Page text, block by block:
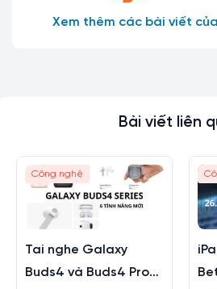
Xem thêm các bài viết
Bài viết liên
Công nghệ
Tai nghe Galaxy
Buds4 và Buds4 Pro